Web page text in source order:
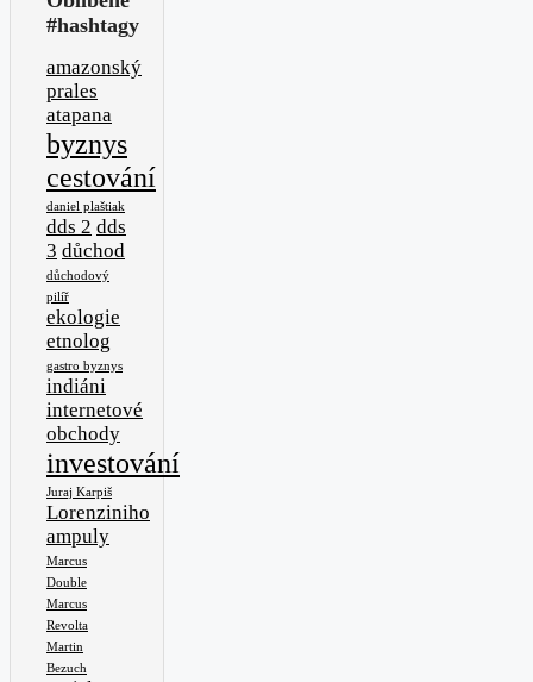
#hashtagy
amazonský
prales
atapana
byznys
cestování
daniel plaštiak
dds 2 dds
3 důchod
důchodový
pilíř
ekologie
etnolog
gastro byznys
indiáni
internetové
obchody
investování
Juraj Karpiš
Lorenziniho
ampuly
Marcus
Double
Marcus
Revolta
Martin
Bezuch